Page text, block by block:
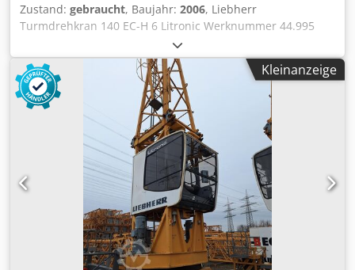
Zustand: gebraucht, Baujahr: 2006, Liebherr
Turmdrehkran 140 EC-H 6 Litronic Werknummer 44.995
Gebrauchter Liebherr Turmdrehkran 140 EC-H 6 Litronic
aus dem Baujahr 2006. Der Obendreherkran eignet sich
für Hochbau, Industrie- und Großbaustellen. Lieferung
inklusive Fundamentkreuz FK 120 HC, Turmstücken und
Zusatzballast. Hersteller: Liebherr Modell: 140 EC-H 6
Litronic Maschinentyp: Obendreherkran Werknummer:
44.995 Baujahr: 2006 Csdpfjy Thd Rex Aa Esha Ausladung:
60,0 m Hakenhöhe: 30,0 m Traglastklasse: 6 t Steuerung:
Litronic Fundamentkreuz: FK 120 HC Fundamentmaß: 4,60
m Montage auf A3 Platten Zusatzballast: 2 x S1
Turmsystem: GTS 140 HC Turmstück: 6,85 m Turmstücke: 1
x 120 HC 10,0 m Turmstücke: 1 x 120 HC 12,5 m
Einsatzbereich: Hochbau, Industrie, Baustellen Zustand:
gebraucht Standort: Berlin
Kleinanzeige